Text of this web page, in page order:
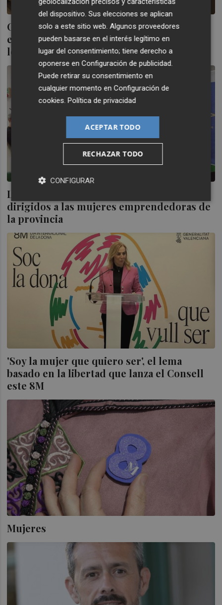
Onda conmemora el 8M con un rendido y
emotivo homenaje a las mujeres de la
localidad
La Diputación organiza diversos talleres
dirigidos a las mujeres emprendedoras de
la provincia
'Soy la mujer que quiero ser', el lema
basado en la libertad que lanza el Consell
este 8M
Mujeres
del dispositivo. Sus elecciones se aplican
solo a este sitio web. Algunos proveedores
pueden basarse en el interés legítimo en
lugar del consentimiento; tiene derecho a
oponerse enConfiguración de publicidad.
Puede retirar su consentimiento en
cualquier momento enConfiguración de
cookies.Política de privacidad
ACEPTAR TODO
RECHAZAR TODO
CONFIGURAR